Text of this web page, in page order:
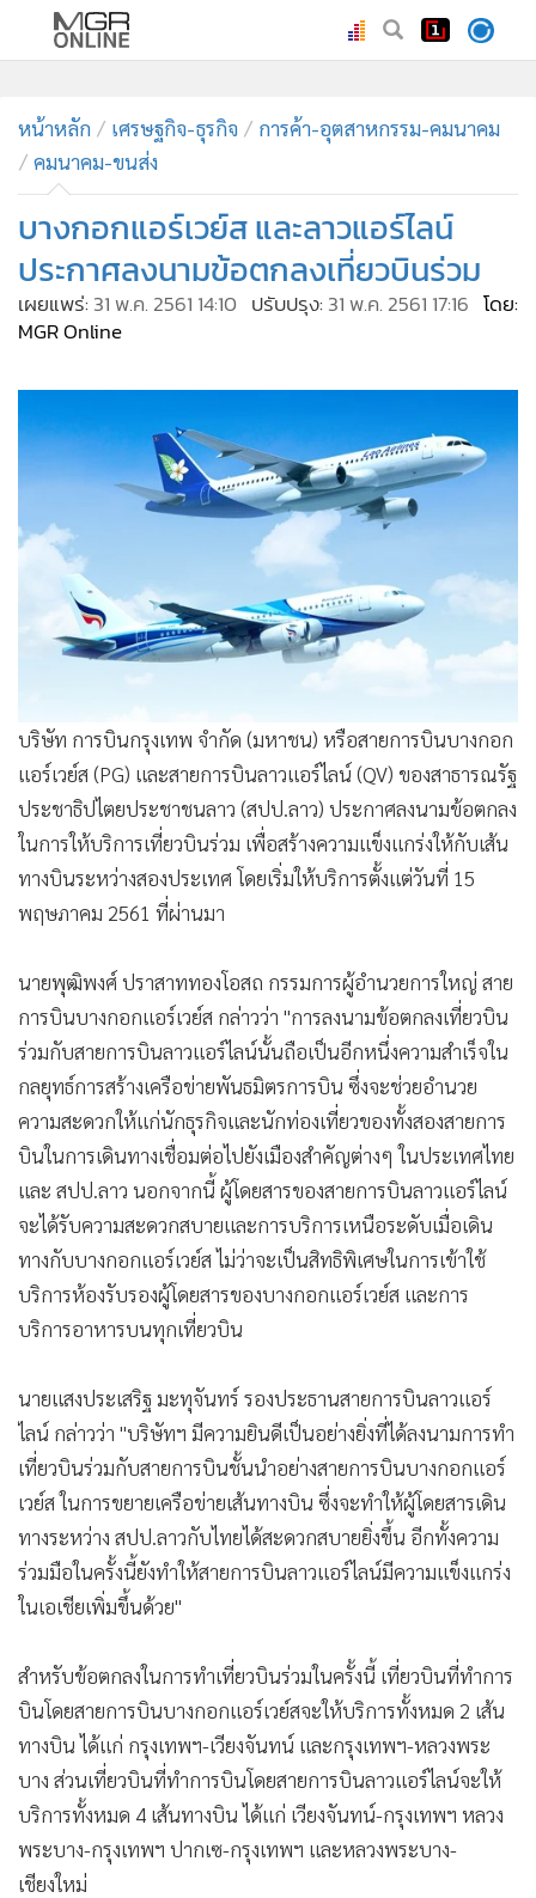
• ทันเหตุการณ์
• ภาคใต้
• ภูมิภาค
• Online Section
• บันเทิง
• ผู้จัดการรายวัน
• ละคร
• CbizReview
• Cyber BIZ
• Good health & Well-being
Green Innovation & SD
Management & HR
MGR Live
ท่องเที่ยว
•
ต่างประเทศ
• Special Scoop
• เศรษฐกิจ-ธุรกิจ
• ชุมชน-คุณภาพชีวิต
• อาชญากรรม
• Motoring
• เกม
• วิทยาศาสตร์
• SMEs
• หุ้น
• อินโดจีน
กองทุนรวม
Celeb Online
• ญี่ปุ่น
• News1
• Gotomanager
หน้าหลัก เศรษฐกิจ-ธุรกิจ
การค้า-อุตสาหกรรม-คมนาคม
คมนาคม-ขนส่ง
บางกอกแอร์เวย์ส และลาวแอร์ไลน์
ประกาศลงนามข้อตกลงเที่ยวบินร่วม
เผยแพร่: 31 พ.ค. 2561 14:10 ปรับปรุง: 31 พ.ค. 2561 17:16 โดย:
MGR Online
บริษัท การบินกรุงเทพ จำกัด (มหาชน) หรือสายการบินบางกอก
แอร์เวย์ส (PG) และสายการบินลาวแอร์ไลน์ (QV) ของสาธารณรัฐ
ประชาธิปไตยประชาชนลาว (สปป.ลาว) ประกาศลงนามข้อตกลง
ในการให้บริการเที่ยวบินร่วม เพื่อสร้างความแข็งแกร่งให้กับเส้น
ทางบินระหว่างสองประเทศ โดยเริ่มให้บริการตั้งแต่วันที่ 15
พฤษภาคม 2561 ที่ผ่านมา
นายพุฒิพงศ์ ปราสาททองโอสถ กรรมการผู้อำนวยการใหญ่ สาย
การบินบางกอกแอร์เวย์ส กล่าวว่า "การลงนามข้อตกลงเที่ยวบิน
ร่วมกับสายการบินลาวแอร์ไลน์นั้นถือเป็นอีกหนึ่งความสำเร็จใน
กลยุทธ์การสร้างเครือข่ายพันธมิตรการบิน ซึ่งจะช่วยอำนวย
บินในการเดินทางเชื่อมต่อไปยังเมืองสำคัญต่างๆ ในประเทศไทย
และ สปป.ลาว นอกจากนี้ ผู้โดยสารของสายการบินลาวแอร์ไลน์
จะได้รับความสะดวกสบายและการบริการเหนือระดับเมื่อเดิน
ทางกับบางกอกแอร์เวย์ส ไม่ว่าจะเป็นสิทธิพิเศษในการเข้าใช้
บริการห้องรับรองผู้โดยสารของบางกอกแอร์เวย์ส และการ
บริการอาหารบนทุกเที่ยวบิน
นายแสงประเสริฐ มะทุจันทร์ รองประธานสายการบินลาวแอร์
ไลน์ กล่าวว่า "บริษัทฯ มีความยินดีเป็นอย่างยิ่งที่ได้ลงนามการทำ
เที่ยวบินร่วมกับสายการบินชั้นนำอย่างสายการบินบางกอกแอร์
เวย์ส ในการขยายเครือข่ายเส้นทางบิน ซึ่งจะทำให้ผู้โดยสารเดิน
ร่วมมือในครั้งนี้ยังทำให้สายการบินลาวแอร์ไลน์มีความแข็งแกร่ง
ในเอเชียเพิ่มขึ้นด้วย"
สำหรับข้อตกลงในการทำเที่ยวบินร่วมในครั้งนี้ เที่ยวบินที่ทำการ
บินโดยสายการบินบางกอกแอร์เวย์สจะให้บริการทั้งหมด 2 เส้น
ทางบิน ได้แก่ กรุงเทพฯ-เวียงจันทน์ และกรุงเทพฯ-หลวงพระ
บาง ส่วนเที่ยวบินที่ทำการบินโดยสายการบินลาวแอร์ไลน์จะให้
พระบาง-กรุงเทพฯ ปากเซ-กรุงเทพฯ และหลวงพระบาง-
เชียงใหม่
ผู้โดยสารของลาวแอร์ไลน์สามารถสอบถามข้อมูลเพิ่มเติม หรือ
ทำการสำรองที่นั่งได้ที่เว็บไซต์ www.laoairlines.com หรือ
โทร.+(856-21) 212051-54 หรือ 1626 หรือสอบถามข้อมูลเพิ่ม
เติมเกี่ยวกับสายการบินบางกอกแอร์เวย์สได้ที่เว็บไซต์